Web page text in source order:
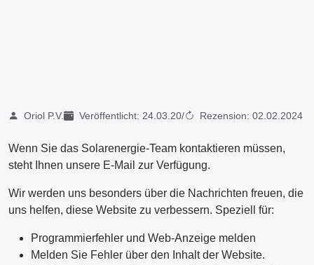
Oriol P.V. Veröffentlicht: 24.03.20/ Rezension: 02.02.2024
Wenn Sie das Solarenergie-Team kontaktieren müssen,
steht Ihnen unsere E-Mail zur Verfügung.
Wir werden uns besonders über die Nachrichten freuen, die
uns helfen, diese Website zu verbessern. Speziell für:
Programmierfehler und Web-Anzeige melden
Melden Sie Fehler über den Inhalt der Website.